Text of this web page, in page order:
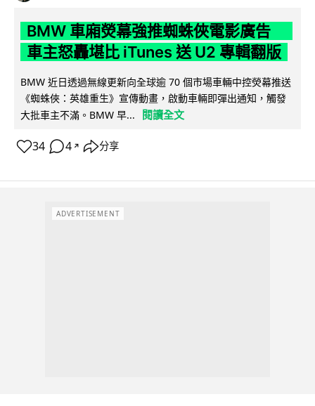
BMW 車廂熒幕強推蜘蛛俠電影廣告
車主怒轟堪比 iTunes 送 U2 專輯翻版
BMW 近日透過無線更新向全球逾 70 個市場車輛中控熒幕推送
《蜘蛛俠：英雄重生》宣傳動畫，啟動車輛即彈出通知，觸發
大批車主不滿。BMW 早...
閱讀全文
34 4 ↗ 分享
ADVERTISEMENT